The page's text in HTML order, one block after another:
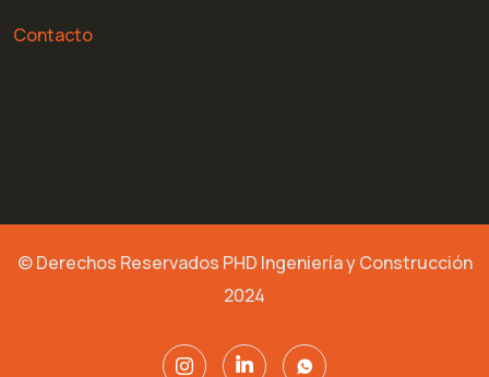
Contacto
© Derechos Reservados PHD Ingeniería y Construcción
2024